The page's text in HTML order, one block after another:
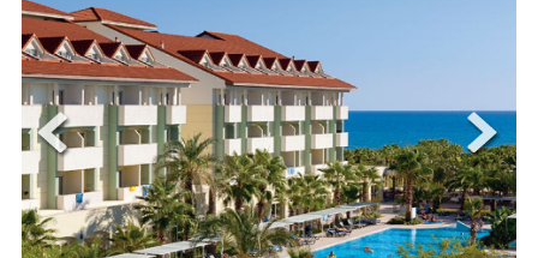
ЗА НАС
ФИРМЕНИ ДОКУМЕНТИ
0700 144 34 Запитване
ПОСЛЕДВАЙТЕ НИ